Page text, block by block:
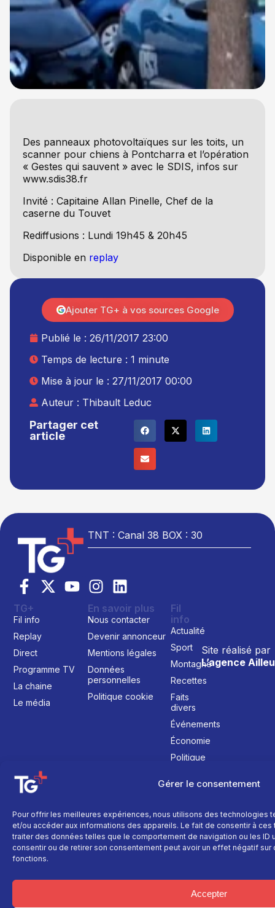
Gérer le consentement
Pour offrir les meilleures expériences, nous utilisons des technologies
et/ou accéder aux informations des appareils. Le fait de consentir à
traiter des données telles que le comportement de navigation ou les ID
consentir ou de retirer son consentement peut avoir un effet négatif
fonctions.
Accepter
Des panneaux photovoltaïques sur les toits, un
scanner pour chiens à Pontcharra et l’opération
« Gestes qui sauvent » avec le SDIS, infos sur
www.sdis38.fr
Invité : Capitaine Allan Pinelle, Chef de la
caserne du Touvet
Rediffusions : Lundi 19h45 & 20h45
Disponible en replay
Partager cet
article
Publié le : 26/11/2017 23:00
Temps de lecture : 1 minute
Mise à jour le : 27/11/2017 00:00
Auteur : Thibault Leduc
Ajouter TG+ à vos sources Google
TNT : Canal 38 BOX : 30
Site réalisé par
L’agence
TG+
Fil info
Replay
Direct
Programme TV
La chaine
Le média
En savoir plus
Nous contacter
Devenir annonceur
Mentions légales
Données
personnelles
Politique cookie
Fil
info
Actualité
Sport
Montagne
Recettes
Faits
divers
Événements
Économie
Politique